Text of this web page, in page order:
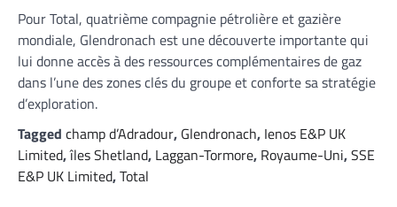
Pour Total, quatrième compagnie pétrolière et gazière
mondiale, Glendronach est une découverte importante qui
lui donne accès à des ressources complémentaires de gaz
dans l’une des zones clés du groupe et conforte sa stratégie
d’exploration.
Tagged champ d’Adradour, Glendronach, Ienos E&P UK
Limited,îles Shetland, Laggan-Tormore, Royaume-Uni,SSE
E&P UK Limited,Total